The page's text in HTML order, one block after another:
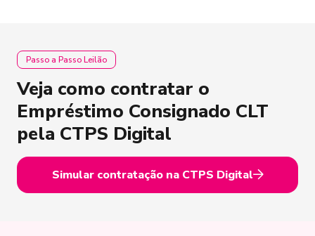
Passo a Passo Leilão
Veja como contratar o
Empréstimo Consignado CLT
pela CTPS Digital
Simular contratação na CTPS Digital